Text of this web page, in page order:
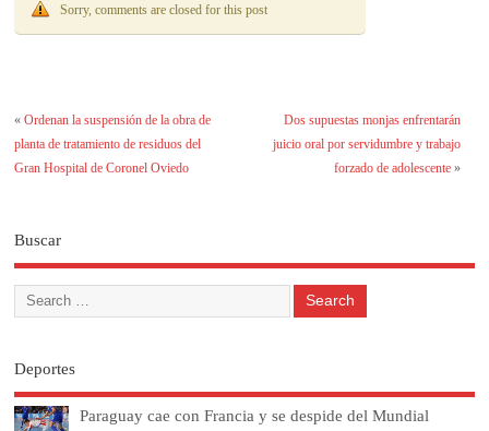
Sorry, comments are closed for this post
«Ordenan la suspensión de la obra de
planta de tratamiento de residuos del
Gran Hospital de Coronel Oviedo
Dos supuestas monjas enfrentarán
juicio oral por servidumbre y trabajo
forzado de adolescente»
Buscar
Deportes
Paraguay cae con Francia y se despide del Mundial